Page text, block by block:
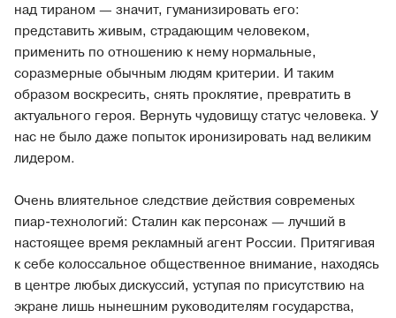
над тираном — значит, гуманизировать его:
представить живым, страдающим человеком,
применить по отношению к нему нормальные,
соразмерные обычным людям критерии. И таким
образом воскресить, снять проклятие, превратить в
актуального героя. Вернуть чудовищу статус человека. У
нас не было даже попыток иронизировать над великим
лидером.
Очень влиятельное следствие действия современых
пиар-технологий: Сталин как персонаж — лучший в
настоящее время рекламный агент России. Притягивая
к себе колоссальное общественное внимание, находясь
в центре любых дискуссий, уступая по присутствию на
экране лишь нынешним руководителям государства,